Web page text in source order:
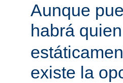
Aunque
habrá
existe la